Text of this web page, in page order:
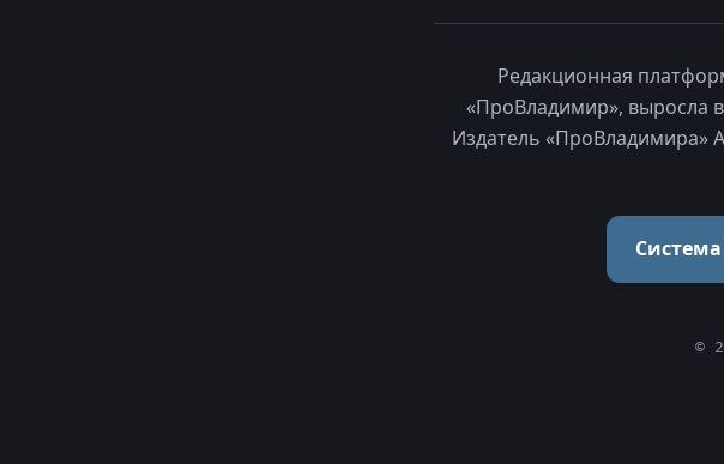
Редакционная
«ПроВладимир», выросла
Издатель «ПроВладимира»
©